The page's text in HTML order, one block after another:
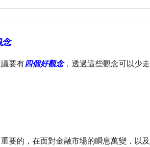
念
要有四個好觀念，透過這些觀念可以少走
要的，在面對金融市場的瞬息萬變，以及